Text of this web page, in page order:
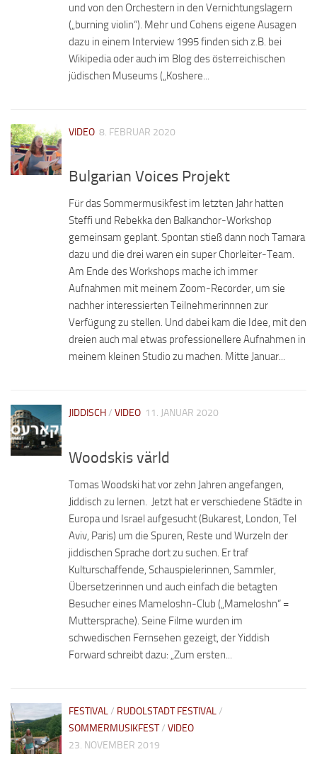
und von den Orchestern in den Vernichtungslagern
(„burning violin“). Mehr und Cohens eigene Ausagen
dazu in einem Interview 1995 finden sich z.B. bei
Wikipedia oder auch im Blog des österreichischen
jüdischen Museums („Koshere...
VIDEO 8. FEBRUAR 2020
Bulgarian Voices Projekt
Für das Sommermusikfest im letzten Jahr hatten
Steffi und Rebekka den Balkanchor-Workshop
gemeinsam geplant. Spontan stieß dann noch Tamara
dazu und die drei waren ein super Chorleiter-Team.
Am Ende des Workshops mache ich immer
Aufnahmen mit meinem Zoom-Recorder, um sie
nachher interessierten Teilnehmerinnnen zur
Verfügung zu stellen. Und dabei kam die Idee, mit den
dreien auch mal etwas professionellere Aufnahmen in
meinem kleinen Studio zu machen. Mitte Januar...
JIDDISCH/ VIDEO 11. JANUAR 2020
Woodskis värld
Tomas Woodski hat vor zehn Jahren angefangen,
Jiddisch zu lernen. Jetzt hat er verschiedene Städte in
Europa und Israel aufgesucht (Bukarest, London, Tel
Aviv, Paris) um die Spuren, Reste und Wurzeln der
jiddischen Sprache dort zu suchen. Er traf
Kulturschaffende, Schauspielerinnen, Sammler,
Übersetzerinnen und auch einfach die betagten
Besucher eines Mameloshn-Club („Mameloshn“ =
Muttersprache). Seine Filme wurden im
schwedischen Fernsehen gezeigt, der Yiddish
Forward schreibt dazu: „Zum ersten...
FESTIVAL/ RUDOLSTADT FESTIVAL/
SOMMERMUSIKFEST/ VIDEO
23. NOVEMBER 2019